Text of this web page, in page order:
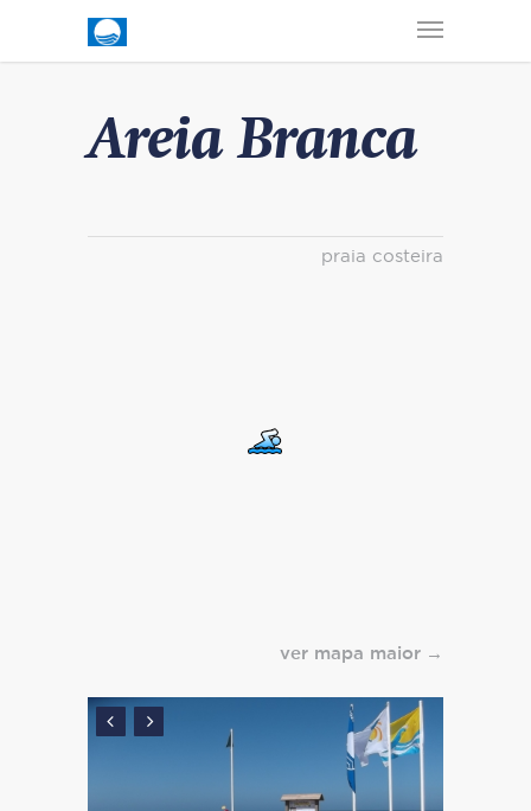
Areia Branca
praia costeira
ver mapa maior